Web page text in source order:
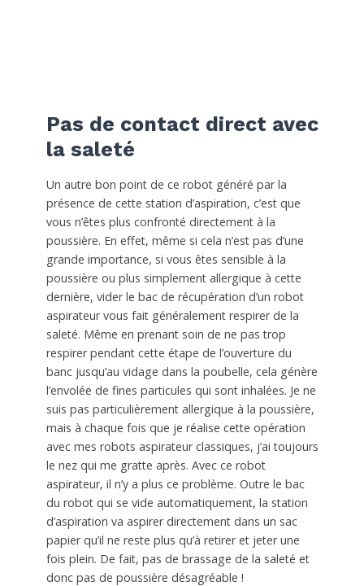
Pas de contact direct avec
la saleté
Un autre bon point de ce robot généré par la
présence de cette station d’aspiration, c’est que
vous n’êtes plus confronté directement à la
poussière. En effet, même si cela n’est pas d’une
grande importance, si vous êtes sensible à la
poussière ou plus simplement allergique à cette
dernière, vider le bac de récupération d’un robot
aspirateur vous fait généralement respirer de la
saleté. Même en prenant soin de ne pas trop
respirer pendant cette étape de l’ouverture du
banc jusqu’au vidage dans la poubelle, cela génère
l’envolée de fines particules qui sont inhalées. Je ne
suis pas particulièrement allergique à la poussière,
mais à chaque fois que je réalise cette opération
avec mes robots aspirateur classiques, j’ai toujours
le nez qui me gratte après. Avec ce robot
aspirateur, il n’y a plus ce problème. Outre le bac
du robot qui se vide automatiquement, la station
d’aspiration va aspirer directement dans un sac
papier qu’il ne reste plus qu’à retirer et jeter une
fois plein. De fait, pas de brassage de la saleté et
donc pas de poussière désagréable !